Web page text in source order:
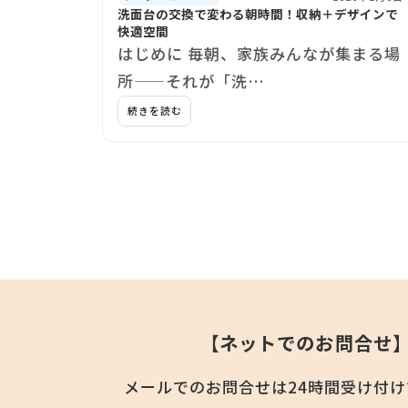
洗面台の交換で変わる朝時間！収納＋デザインで
快適空間
はじめに 毎朝、家族みんなが集まる場
所——それが「洗…
続きを読む
【ネットでのお問合せ】
メールでのお問合せは24時間受け付け